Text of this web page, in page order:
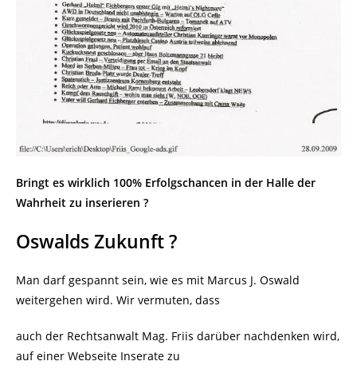
Bringt es wirklich 100% Erfolgschancen in der Halle der
Wahrheit zu inserieren ?
Oswalds Zukunft ?
Man darf gespannt sein, wie es mit Marcus J. Oswald
weitergehen wird. Wir vermuten, dass
auch der Rechtsanwalt Mag. Friis darüber nachdenken wird,
auf einer Webseite Inserate zu